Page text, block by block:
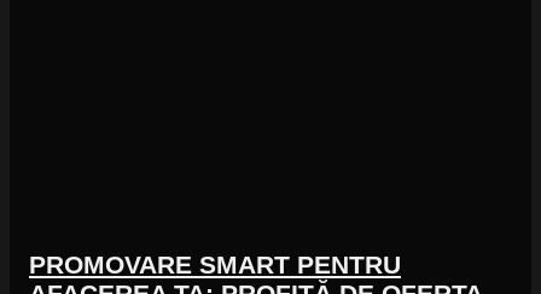
PROMOVARE SMART PENTRU